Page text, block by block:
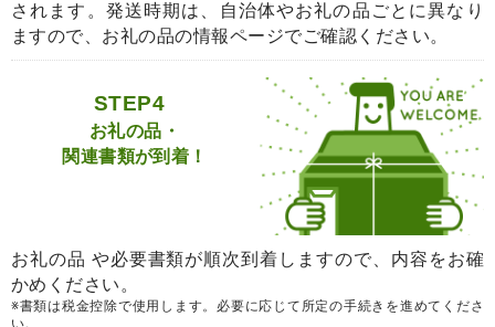
されます。発送時期は、自治体やお礼の品ごとに異なり
ますので、お礼の品の情報ページでご確認ください。
STEP4
お礼の品・
関連書類が到着！
お礼の品 や必要書類が順次到着しますので、内容をお確
かめください。
※書類は税金控除で使用します。必要に応じて所定の手続きを進めてくださ
い。